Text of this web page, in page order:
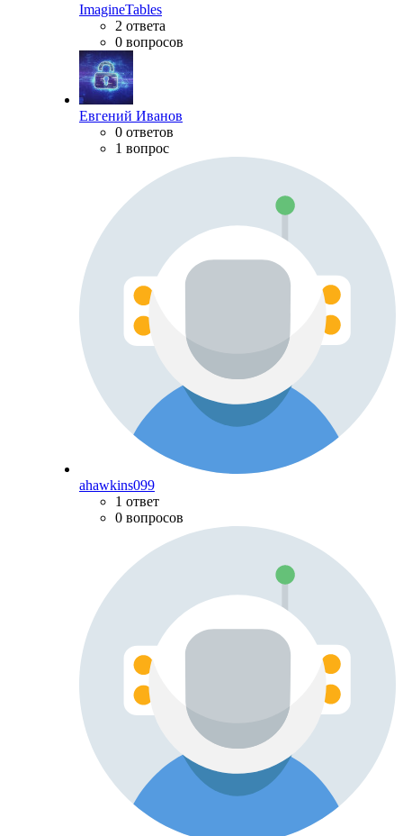
ImagineTables
2 ответа
0 вопросов
Евгений Иванов
0 ответов
1 вопрос
ahawkins099
1 ответ
0 вопросов